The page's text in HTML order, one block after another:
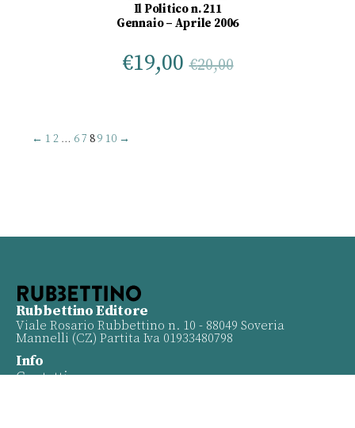
Il Politico n. 211
Gennaio – Aprile 2006
€19,00 €20,00
← 1 2 … 67 89 10 →
Rubbettino Editore
Viale Rosario Rubbettino n. 10 - 88049 Soveria
Mannelli (CZ) Partita Iva 01933480798
Info
Contatti